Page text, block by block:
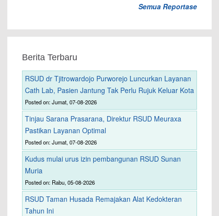
Semua Reportase
Berita Terbaru
RSUD dr Tjitrowardojo Purworejo Luncurkan Layanan
Cath Lab, Pasien Jantung Tak Perlu Rujuk Keluar Kota
Posted on: Jumat, 07-08-2026
Tinjau Sarana Prasarana, Direktur RSUD Meuraxa
Pastikan Layanan Optimal
Posted on: Jumat, 07-08-2026
Kudus mulai urus izin pembangunan RSUD Sunan
Muria
Posted on: Rabu, 05-08-2026
RSUD Taman Husada Remajakan Alat Kedokteran
Tahun Ini